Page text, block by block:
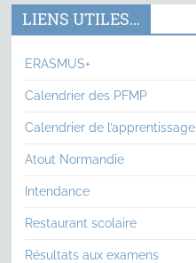
LIENS UTILES…
ERASMUS+
Calendrier des PFMP
Calendrier de l’apprentissage
Atout Normandie
Intendance
Restaurant scolaire
Résultats aux examens